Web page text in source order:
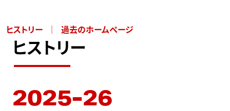
ヒストリー 過去のホームページ
ヒストリー
2025-26